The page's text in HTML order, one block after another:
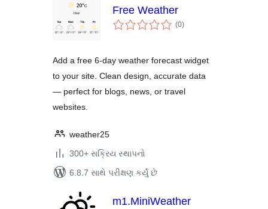
Free Weather
(0કુલ
રેટિંગ્સ
)
Add a free 6-day weather forecast widget
to your site. Clean design, accurate data
— perfect for blogs, news, or travel
websites.
weather25
300+ સક્રિય સ્થાપનો
6.8.7 સાથે પરીક્ષણ કર્યું છે
m1.MiniWeather